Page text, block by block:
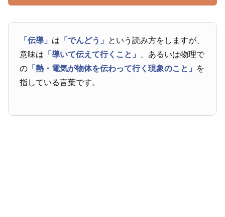
「伝導」 は 「でんどう」 という読み方をしますが、
意味は 「導いて伝えて行くこと」
、あるいは物理で
の 「熱・電気が物体を伝わって行く現象のこと」 を
指している言葉です。